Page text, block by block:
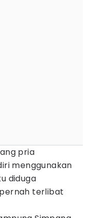
pria
menggunakan
diduga
terlibat